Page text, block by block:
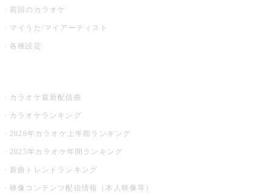
前回のカラオケ
マイうた/マイアーティスト
各種設定
カラオケ最新配信曲
カラオケランキング
2026年カラオケ上半期ランキング
2025年カラオケ年間ランキング
新曲トレンドランキング
映像コンテンツ配信情報（本人映像等）